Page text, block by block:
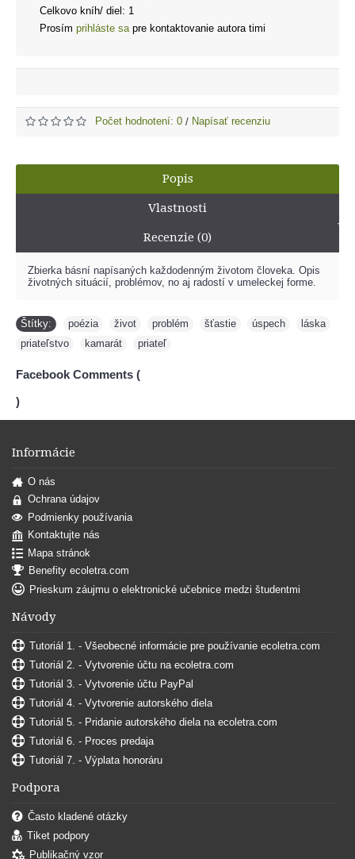
Celkovo kníh/ diel: 1
Prosím prihláste sapre kontaktovanie autora timi
Počet hodnotení: 0 / Napísať recenziu
Popis
Vlastnosti
Recenzie (0)
Zbierka básní napísaných každodenným životom človeka. Opis
životných situácií, problémov, no aj radostí v umeleckej forme.
Štítky: poézia život problém šťastie úspech láska
priateľstvo
kamarát priateľ
Facebook Comments (
)
Informácie
O nás
Ochrana údajov
Podmienky používania
Kontaktujte nás
Mapa stránok
Benefity ecoletra.com
Prieskum záujmu o elektronické učebnice medzi študentmi
Návody
Tutoriál 1. - Všeobecné informácie pre používanie ecoletra.com
Tutoriál 2. - Vytvorenie účtu na ecoletra.com
Tutoriál 3. - Vytvorenie účtu PayPal
Tutoriál 4. - Vytvorenie autorského diela
Tutoriál 5. - Pridanie autorského diela na ecoletra.com
Tutoriál 6. - Proces predaja
Tutoriál 7. - Výplata honoráru
Podpora
Často kladené otázky
Tiket podpory
Publikačný vzor